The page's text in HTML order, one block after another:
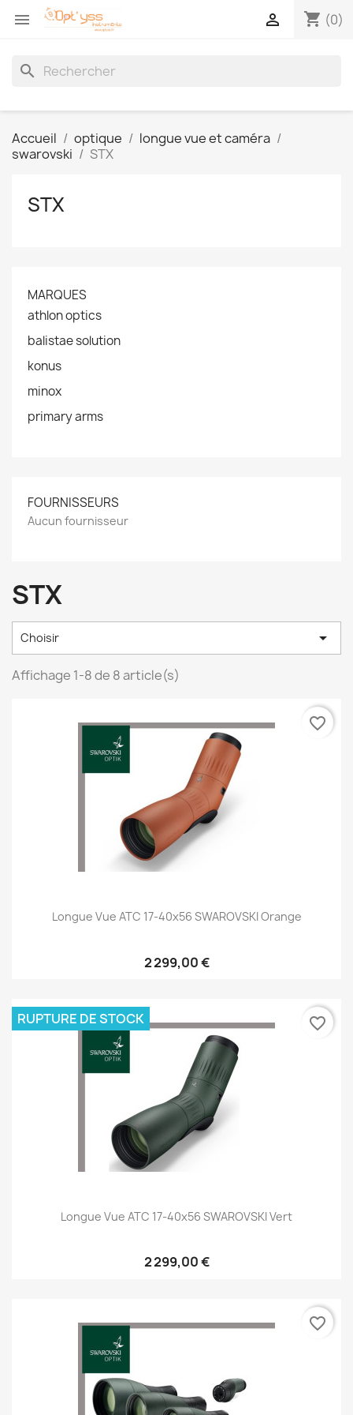
 shopping_cart (0)

search
Accueil optique
longue vue et caméra
swarovski
STX
STX
MARQUES
athlon optics
balistae solution
konus
minox
primary arms
FOURNISSEURS
Aucun fournisseur
STX
Choisir 
Affichage 1-8 de 8 article(s)
Longue Vue ATC 17-40x56 SWAROVSKI Orange
2 299,00 €
favorite_border
Longue Vue ATC 17-40x56 SWAROVSKI Vert
2 299,00 €
RUPTURE DE STOCK favorite_border
favorite_border